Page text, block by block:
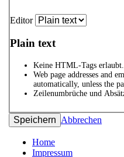
Editor
Plain text
Keine HTML-Tags erlaubt.
Web page addresses and
automatically, unless the
Zeilenumbrüche und
Abbrechen
Home
Impressum